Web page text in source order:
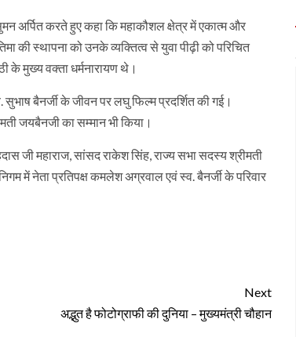
अर्पित करते हुए कहा कि महाकौशल क्षेत्र में एकात्‍म और
की स्‍थापना को उनके व्यक्तित्व से युवा पीढ़ी को परिचित
के मुख्‍य वक्‍ता धर्मनारायण थे।
बैनर्जी के जीवन पर लघु फिल्‍म प्रदर्शित की गई।
जयबैनजी का सम्‍मान भी किया।
जी महाराज, सांसद राकेश सिंह, राज्‍य सभा सदस्‍य श्रीमती
में नेता प्रतिपक्ष कमलेश अग्रवाल एवं स्‍व. बैनर्जी के परिवार
Next
अद्भुत है फोटोग्राफी की दुनिया – मुख्यमंत्री चौहान